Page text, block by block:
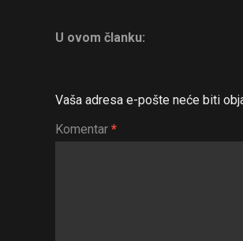
U ovom članku:
Vaša adresa e-pošte neće biti
Komentar *